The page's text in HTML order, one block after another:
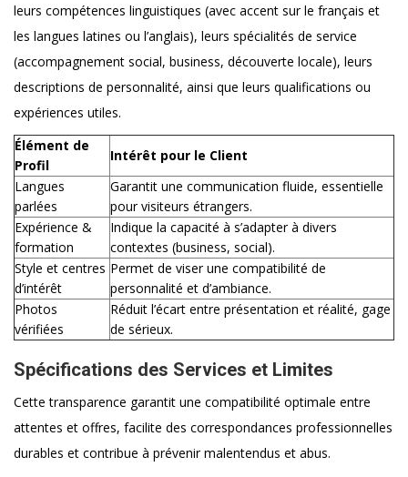
leurs compétences linguistiques (avec accent sur le français et
les langues latines ou l’anglais), leurs spécialités de service
(accompagnement social, business, découverte locale), leurs
descriptions de personnalité, ainsi que leurs qualifications ou
expériences utiles.
Élément de
Profil
Intérêt pour le Client
Langues
parlées
Garantit une communication fluide, essentielle
pour visiteurs étrangers.
Expérience &
formation
Indique la capacité à s’adapter à divers
contextes (business, social).
Style et centres
d’intérêt
Permet de viser une compatibilité de
personnalité et d’ambiance.
Photos
vérifiées
Réduit l’écart entre présentation et réalité, gage
de sérieux.
Spécifications des Services et Limites
Cette transparence garantit une compatibilité optimale entre
attentes et offres, facilite des correspondances professionnelles
durables et contribue à prévenir malentendus et abus.